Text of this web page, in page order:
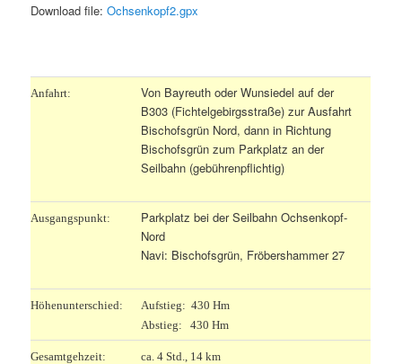
Download file:Ochsenkopf2.gpx
Anfahrt:
Von Bayreuth oder Wunsiedel auf der
B303 (Fichtelgebirgsstraße) zur Ausfahrt
Bischofsgrün Nord, dann in Richtung
Bischofsgrün zum Parkplatz an der
Seilbahn (gebührenpflichtig)
Ausgangspunkt:
Parkplatz bei der Seilbahn Ochsenkopf-
Nord
Navi: Bischofsgrün, Fröbershammer 27
Höhenunterschied:
Aufstieg: 430 Hm
Abstieg: 430 Hm
Gesamtgehzeit: ca. 4 Std., 14 km